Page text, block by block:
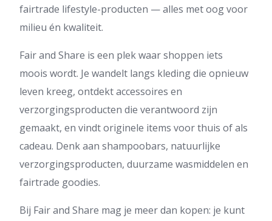
fairtrade lifestyle-producten — alles met oog voor
milieu én kwaliteit.
Fair and Share is een plek waar shoppen iets
moois wordt. Je wandelt langs kleding die opnieuw
leven kreeg, ontdekt accessoires en
verzorgingsproducten die verantwoord zijn
gemaakt, en vindt originele items voor thuis of als
cadeau. Denk aan shampoobars, natuurlijke
verzorgingsproducten, duurzame wasmiddelen en
fairtrade goodies.
Bij Fair and Share mag je meer dan kopen: je kunt